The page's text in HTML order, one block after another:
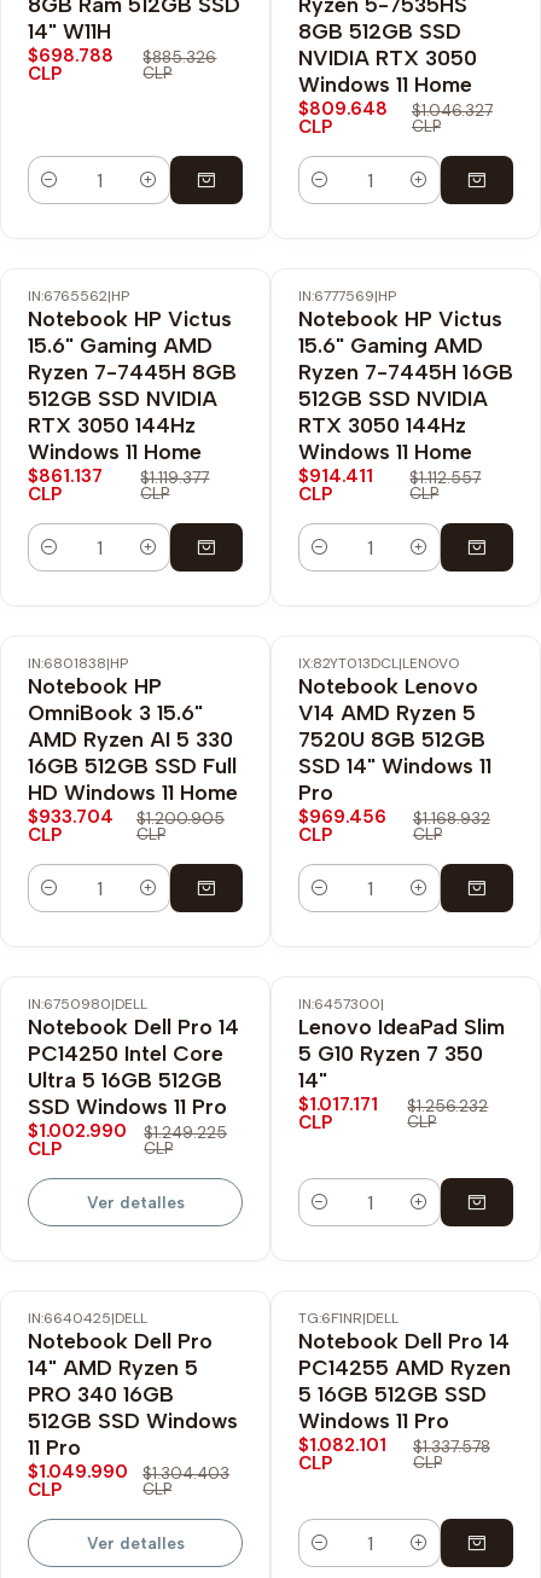
14" W11H
$698.788
CLP
$885.326
CLP
Cantidad
8GB 512GB SSD
NVIDIA RTX 3050
Windows 11 Home
$809.648
CLP
$1.046.327
CLP
Cantidad
-23% OFF
Envío Gratis
IN:6765562|HP
Notebook HP Victus
15.6" Gaming AMD
Ryzen 7-7445H 8GB
512GB SSD NVIDIA
RTX 3050 144Hz
Windows 11 Home
$861.137
CLP
$1.119.377
CLP
Cantidad
-18% OFF
Envío Gratis
IN:6777569|HP
Notebook HP Victus
15.6" Gaming AMD
Ryzen 7-7445H 16GB
512GB SSD NVIDIA
RTX 3050 144Hz
Windows 11 Home
$914.411
CLP
$1.112.557
CLP
Cantidad
-22% OFF
Envío Gratis
IN:6801838|HP
Notebook HP
OmniBook 3 15.6"
AMD Ryzen AI 5 330
16GB 512GB SSD Full
HD Windows 11 Home
$933.704
CLP
$1.200.905
CLP
Cantidad
-17% OFF
Nuevo
IX:82YT013DCL|LENOVO
Notebook Lenovo
V14 AMD Ryzen 5
7520U 8GB 512GB
SSD 14" Windows 11
Pro
$969.456
CLP
$1.168.932
CLP
Cantidad
-20% OFF
Envío Gratis
No disponible
IN:6750980|DELL
Notebook Dell Pro 14
PC14250 Intel Core
Ultra 5 16GB 512GB
SSD Windows 11 Pro
$1.002.990
CLP
$1.249.225
CLP
Ver detalles
-19% OFF
Envío Gratis
IN:6457300|
Lenovo IdeaPad Slim
5 G10 Ryzen 7 350
14"
$1.017.171
CLP
$1.256.232
CLP
Cantidad
-20% OFF
Envío Gratis
No disponible
IN:6640425|DELL
Notebook Dell Pro
14" AMD Ryzen 5
PRO 340 16GB
512GB SSD Windows
11 Pro
$1.049.990
CLP
$1.304.403
CLP
Ver detalles
-19% OFF
Nuevo
TG:6F1NR|DELL
Notebook Dell Pro 14
PC14255 AMD Ryzen
5 16GB 512GB SSD
Windows 11 Pro
$1.082.101
CLP
$1.337.578
CLP
Cantidad